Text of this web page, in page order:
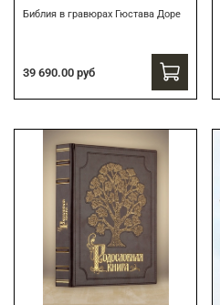
Библия в гравюрах Гюстава Доре
39 690.00 руб